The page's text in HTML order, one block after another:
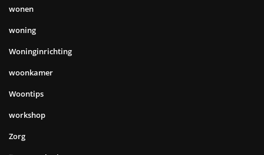
wonen
woning
Woninginrichting
woonkamer
Woontips
workshop
Zorg